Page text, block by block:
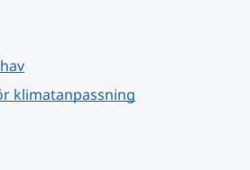
klimatanpassning